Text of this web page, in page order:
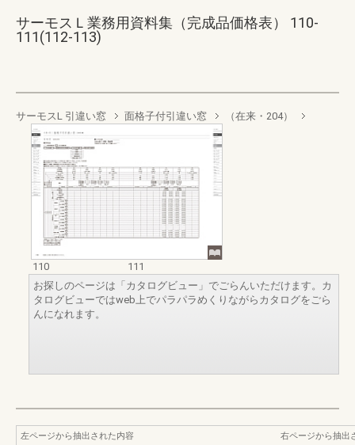
サーモスＬ業務用資料集（完成品価格表） 110-
111(112-113)
サーモスL 引違い窓 面格子付引違い窓 （在来・204）
110
111
お探しのページは「カタログビュー」でごらんいただけます。カ
タログビューではweb上でパラパラめくりながらカタログをごら
んになれます。
左ページから抽出された内容
右ページから抽出